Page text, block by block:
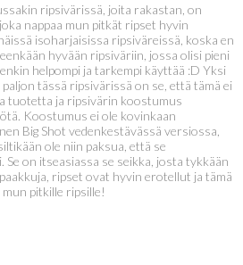
ripsivärissä, joita rakastan, on
nappaa mun pitkät ripset hyvin
isoharjaisissa ripsiväreissä, koska en
hyvään ripsiväriin, jossa olisi pieni
helpompi ja tarkempi käyttää :D Yksi
tässä ripsivärissä on se, että tämä ei
tuotetta ja ripsivärin koostumus
Koostumus ei ole kovinkaan
Big Shot vedenkestävässä versiossa,
ole niin paksua, että se
on itseasiassa se seikka, josta tykkään
ripset ovat hyvin erotellut ja tämä
pitkille ripsille!